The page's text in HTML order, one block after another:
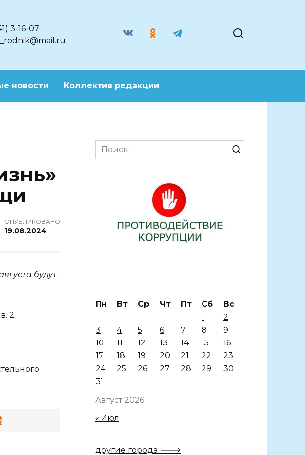
3-16-07
новости Коллектив редакции
ОПУБЛИКОВАНО
19.08.2024
будут
2.
Search
for:
Август 2026
Пн Вт Ср Чт Пт Сб
Вс
1
2
3
4 5 6 7 8
9
10
11 12 13 14 15
16
17
18 19 20 21 22
23
24
25 26 27 28 29
30
31
« Июл
другие города 🡒